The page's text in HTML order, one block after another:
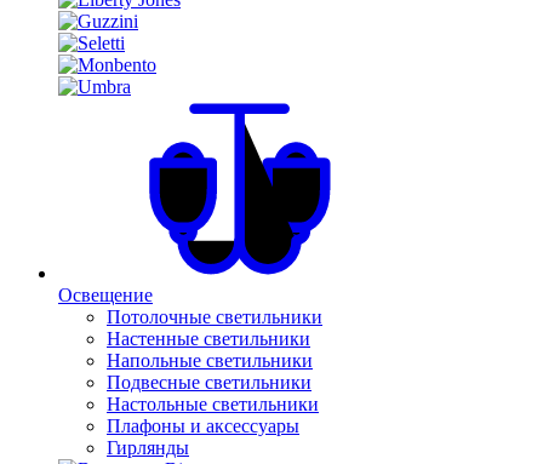
Освещение
Потолочные светильники
Настенные светильники
Напольные светильники
Подвесные светильники
Настольные светильники
Плафоны и аксессуары
Гирлянды